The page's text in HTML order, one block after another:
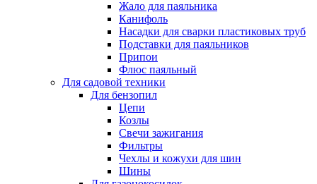
Жало для паяльника
Канифоль
Насадки для сварки пластиковых труб
Подставки для паяльников
Припои
Флюс паяльный
Для садовой техники
Для бензопил
Цепи
Козлы
Свечи зажигания
Фильтры
Чехлы и кожухи для шин
Шины